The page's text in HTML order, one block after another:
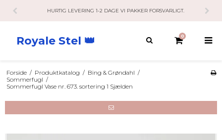
HURTIG LEVERING 1-2 DAGE VI PAKKER FORSVARLIGT.
Royale Stel 👑 0
Forside / Produktkatalog / Bing & Grøndahl /
Sommerfugl /
Sommerfugl Vase nr. 673. sortering 1 Sjælden